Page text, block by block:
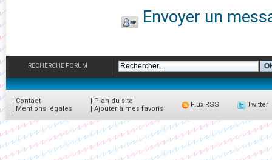
Envoyer un
RECHERCHE FORUM
| Contact
| Mentions légales
| Plan du site
| Ajouter à mes favoris
Flux RSS Twitter